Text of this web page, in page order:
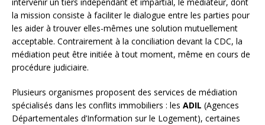
la mission consiste à faciliter le dialogue entre les parties pour
les aider à trouver elles-mêmes une solution mutuellement
acceptable. Contrairement à la conciliation devant la CDC, la
médiation peut être initiée à tout moment, même en cours de
procédure judiciaire.
Plusieurs organismes proposent des services de médiation
spécialisés dans les conflits immobiliers : les ADIL (Agences
Départementales d’Information sur le Logement), certaines